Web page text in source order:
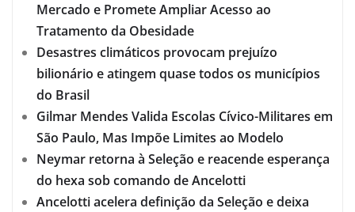
Mercado e Promete Ampliar Acesso ao
Tratamento da Obesidade
Desastres climáticos provocam prejuízo
bilionário e atingem quase todos os municípios
do Brasil
Gilmar Mendes Valida Escolas Cívico-Militares em
São Paulo, Mas Impõe Limites ao Modelo
Neymar retorna à Seleção e reacende esperança
do hexa sob comando de Ancelotti
Ancelotti acelera definição da Seleção e deixa